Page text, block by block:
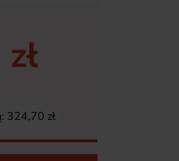
324,70 zł